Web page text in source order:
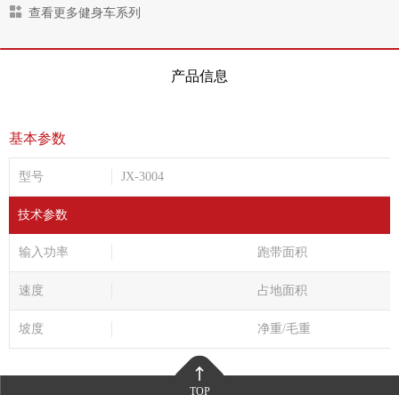
查看更多健身车系列
产品信息
基本参数
型号 JX-3004
技术参数
输入功率 跑带面积
速度 占地面积
坡度 净重/毛重
TOP